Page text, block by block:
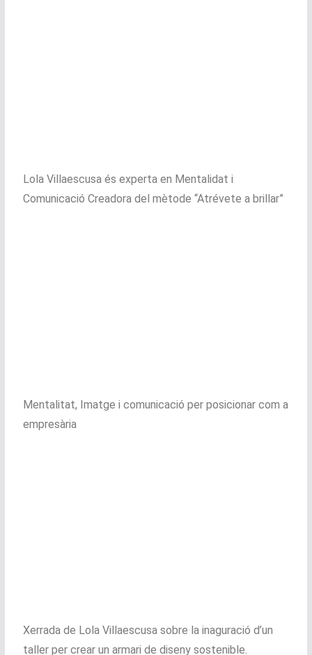
Lola Villaescusa és experta en Mentalidat i
Comunicació Creadora del mètode “Atrévete a brillar”
Mentalitat, Imatge i comunicació per posicionar com a
empresària
Xerrada de Lola Villaescusa sobre la inaguració d’un
taller per crear un armari de diseny sostenible.